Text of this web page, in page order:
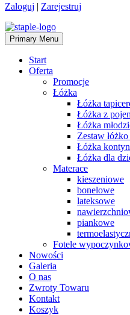
Zaloguj | Zarejestruj
Primary Menu
Start
Oferta
Promocje
Łóżka
Łóżka
Łóżka z
Łóżka
Zestaw
Łóżka
Łóżka dla
Materace
kieszeniowe
bonelowe
lateksowe
piankowe
Fotele
Nowości
Galeria
O nas
Zwroty Towaru
Kontakt
Koszyk